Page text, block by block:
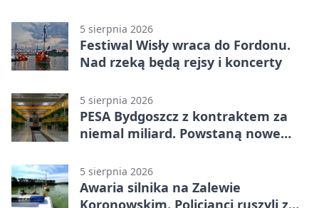
5 sierpnia 2026
Festiwal Wisły wraca do Fordonu.
Nad rzeką będą rejsy i koncerty
5 sierpnia 2026
PESA Bydgoszcz z kontraktem za
niemal miliard. Powstaną nowe
5 sierpnia 2026
Awaria silnika na Zalewie
Koronowskim. Policjanci ruszyli z